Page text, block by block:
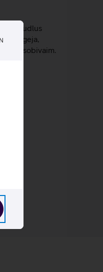
jõudlus
sobivaim.